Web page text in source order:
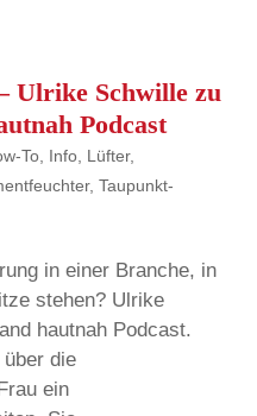
Ulrike Schwille zu
Podcast
To Info Lüfter,
,Taupunkt-
in einer Branche, in
stehen? Ulrike
hautnah Podcast.
die
ein